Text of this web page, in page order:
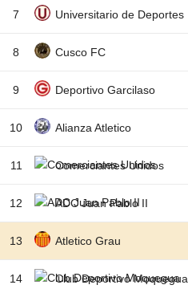
7 Universitario de Deportes
8 Cusco FC
9 Deportivo Garcilaso
10 Alianza Atletico
11 Comerciantes Unidos
12 ADC Juan Pablo II
13 Atletico Grau
14 Club Deportivo Moquegua